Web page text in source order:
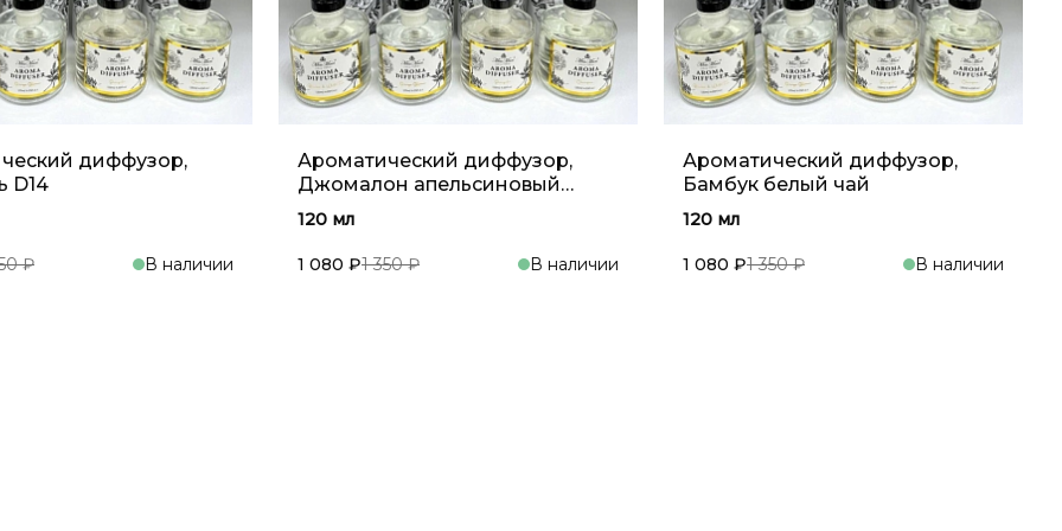
диффузор,
D14
₽ В наличии
Ароматический диффузор,
Джомалон апельсиновый
цветок
120 мл
1 080 ₽1 350 ₽ В наличии
Ароматический диффузор,
Бамбук белый чай
120 мл
1 080 ₽1 350 ₽ В наличии